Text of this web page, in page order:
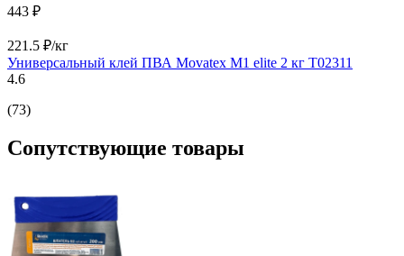
443 ₽
221.5 ₽/кг
Универсальный клей ПВА Movatex М1 elite 2 кг Т02311
4.6
(73)
Сопутствующие товары